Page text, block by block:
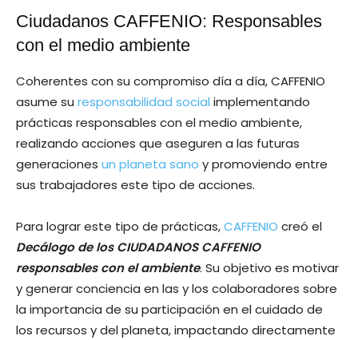
Ciudadanos CAFFENIO: Responsables
con el medio ambiente
Coherentes con su compromiso día a día, CAFFENIO
asume su responsabilidad social implementando
prácticas responsables con el medio ambiente,
realizando acciones que aseguren a las futuras
generaciones un planeta sano y promoviendo entre
sus trabajadores este tipo de acciones.
Para lograr este tipo de prácticas,CAFFENIO creó el
Decálogo de los CIUDADANOS CAFFENIO
responsables con el ambiente. Su objetivo es motivar
y generar conciencia en las y los colaboradores sobre
la importancia de su participación en el cuidado de
los recursos y del planeta, impactando directamente